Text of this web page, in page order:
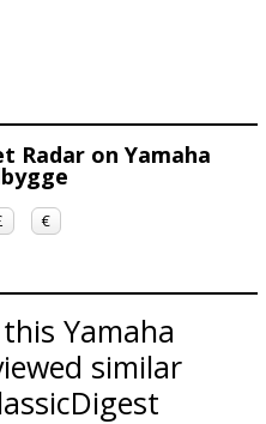
Radar on Yamaha
€
Yamaha
similar